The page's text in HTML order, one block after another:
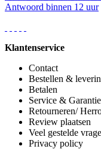
Antwoord binnen 12 uur
Klantenservice
Contact
Bestellen &
Betalen
Service & Garantie
Retourneren/
Review plaatsen
Veel gestelde
Privacy policy